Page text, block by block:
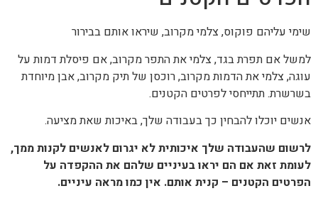
שימי עליהם פוקוס, צלמי מקרוב, שיראו אותם בבירור
למשל אם תפרת בגד, צלמי את התפר מקרוב, אם פיסלת דמות על
עוגה, צלמי את הדמות מקרוב, רוכסן של תיק מקרוב, אבן מיוחדת
בשרשרת. תתייחסי לפרטים הקטנים.
אנשים יוכלו להבחין כך בעבודה שלך, באיכות שאת מציעה.
לרשום שהעבודה שלך איכותית לא יגרום לאנשים לקנות ממך,
לעומת זאת אם הם יראו בעיניים שלהם את ההקפדה על
הפרטים הקטנים – קנית אותם. אין כמו מראה עיניים.